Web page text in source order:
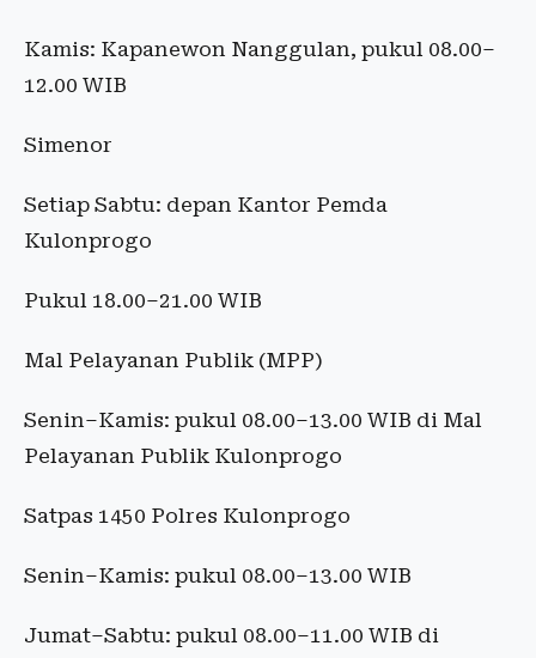
Kamis: Kapanewon Nanggulan, pukul 08.00–
12.00 WIB
Simenor
Setiap Sabtu: depan Kantor Pemda
Kulonprogo
Pukul 18.00–21.00 WIB
Mal Pelayanan Publik (MPP)
Senin–Kamis: pukul 08.00–13.00 WIB di Mal
Pelayanan Publik Kulonprogo
Satpas 1450 Polres Kulonprogo
Senin–Kamis: pukul 08.00–13.00 WIB
Jumat–Sabtu: pukul 08.00–11.00 WIB di